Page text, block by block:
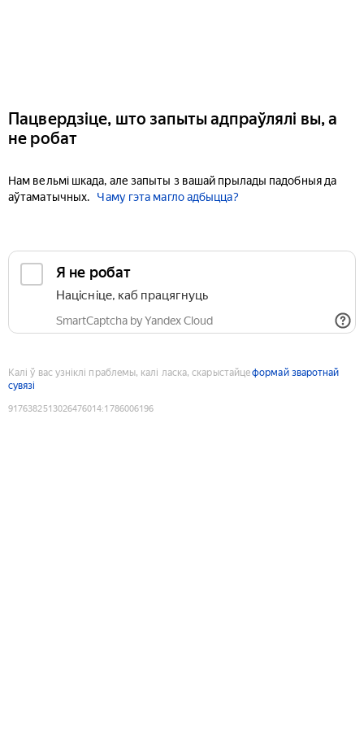
Пацвердзіце, што запыты адпраўлялі вы, а
не робат
Нам вельмі шкада, але запыты з вашай прылады падобныя да
аўтаматычных.
Чаму гэта магло адбыцца?
Я не робат
Націсніце, каб працягнуць
SmartCaptcha by Yandex Cloud
Калі ў вас узніклі праблемы, калі ласка, скарыстайцеформай зваротнай
сувязі
9176382513026476014:1786006196